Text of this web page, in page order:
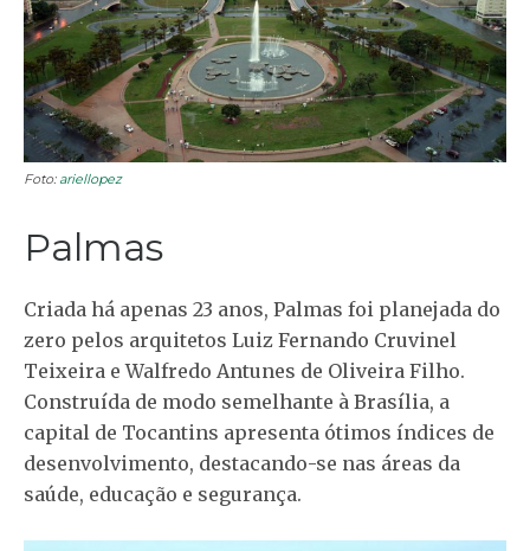
Foto: ariellopez
Palmas
Criada há apenas 23 anos, Palmas foi planejada do
zero pelos arquitetos Luiz Fernando Cruvinel
Teixeira e Walfredo Antunes de Oliveira Filho.
Construída de modo semelhante à Brasília, a
capital de Tocantins apresenta ótimos índices de
desenvolvimento, destacando-se nas áreas da
saúde, educação e segurança.